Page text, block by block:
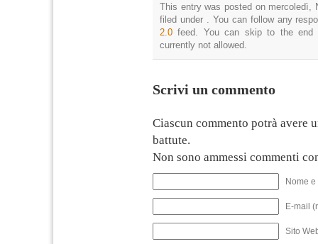
This entry was posted on mercoledì,
filed under . You can follow any
2.0 feed. You can skip to the end
currently not allowed.
Scrivi un commento
Ciascun commento potrà avere
battute.
Non sono ammessi commenti
Nome
E-mail
Sito